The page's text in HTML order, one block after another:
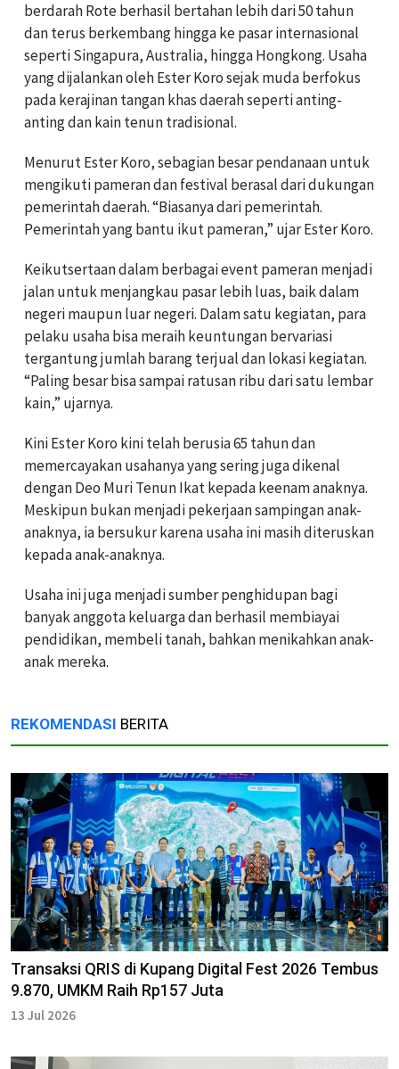
berdarah Rote berhasil bertahan lebih dari 50 tahun
dan terus berkembang hingga ke pasar internasional
seperti Singapura, Australia, hingga Hongkong. Usaha
yang dijalankan oleh Ester Koro sejak muda berfokus
pada kerajinan tangan khas daerah seperti anting-
anting dan kain tenun tradisional.
Menurut Ester Koro, sebagian besar pendanaan untuk
mengikuti pameran dan festival berasal dari dukungan
pemerintah daerah. “Biasanya dari pemerintah.
Pemerintah yang bantu ikut pameran,” ujar Ester Koro.
Keikutsertaan dalam berbagai event pameran menjadi
jalan untuk menjangkau pasar lebih luas, baik dalam
negeri maupun luar negeri. Dalam satu kegiatan, para
pelaku usaha bisa meraih keuntungan bervariasi
tergantung jumlah barang terjual dan lokasi kegiatan.
“Paling besar bisa sampai ratusan ribu dari satu lembar
kain,” ujarnya.
Kini Ester Koro kini telah berusia 65 tahun dan
memercayakan usahanya yang sering juga dikenal
dengan Deo Muri Tenun Ikat kepada keenam anaknya.
Meskipun bukan menjadi pekerjaan sampingan anak-
anaknya, ia bersukur karena usaha ini masih diteruskan
kepada anak-anaknya.
Usaha ini juga menjadi sumber penghidupan bagi
banyak anggota keluarga dan berhasil membiayai
pendidikan, membeli tanah, bahkan menikahkan anak-
anak mereka.
REKOMENDASI BERITA
Transaksi QRIS di Kupang Digital Fest 2026 Tembus
9.870, UMKM Raih Rp157 Juta
13 Jul 2026